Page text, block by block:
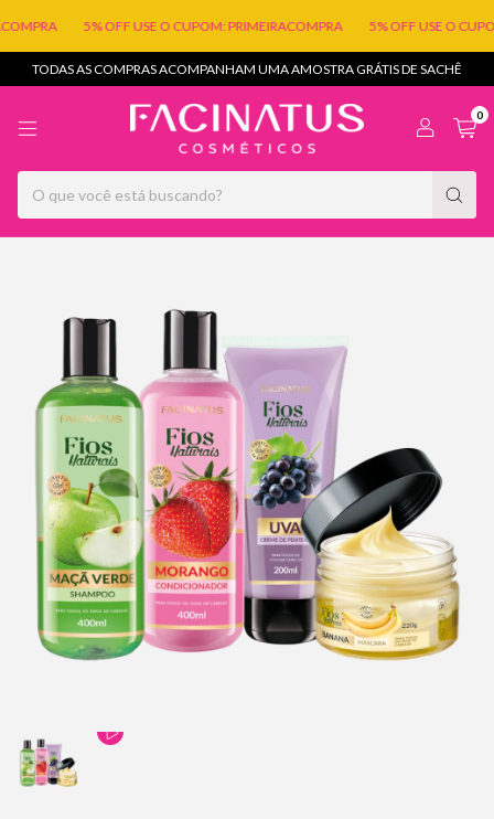
5% OFF USE O CUPOM: PRIMEIRACOMPRA 5% OFF USE O CUPOM:
TODAS AS COMPRAS ACOMPANHAM UMA AMOSTRA GRÁTIS DE SACHÊ
0